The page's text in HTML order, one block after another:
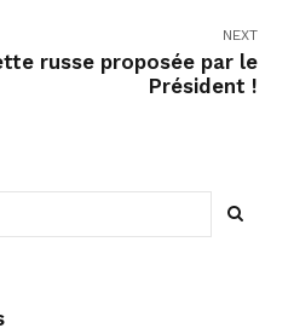
NEXT
russe proposée par le
Président !